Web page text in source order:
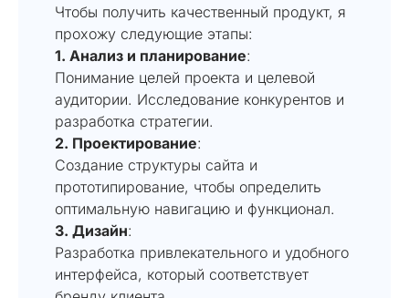
Чтобы получить качественный продукт, я
прохожу следующие этапы:
1. Анализ и планирование:
Понимание целей проекта и целевой
аудитории. Исследование конкурентов и
разработка стратегии.
2. Проектирование:
Создание структуры сайта и
прототипирование, чтобы определить
оптимальную навигацию и функционал.
3. Дизайн:
Разработка привлекательного и удобного
интерфейса, который соответствует